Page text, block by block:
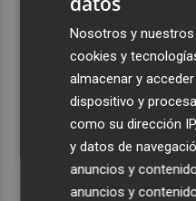
Nosotros y
cookies y
almacenar y
dispositivo y
como su dirección
y datos de
anuncios y
anuncios y